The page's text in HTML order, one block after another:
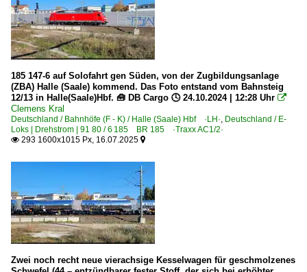
185 147-6 auf Solofahrt gen Süden, von der Zugbildungsanlage
(ZBA) Halle (Saale) kommend. Das Foto entstand vom Bahnsteig
12/13 in Halle(Saale)Hbf. 🧰 DB Cargo 🕓 24.10.2024 | 12:28 Uhr 
Clemens Kral
Deutschland / Bahnhöfe (F - K) / Halle (Saale) Hbf ·LH·, Deutschland / E-
Loks | Drehstrom | 91 80 / 6 185 BR 185 ·Traxx AC1/2·
 293 1600x1015 Px, 16.07.2025 
Zwei noch recht neue vierachsige Kesselwagen für geschmolzenes